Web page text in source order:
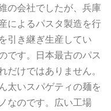
の会社でしたが、兵庫
によるパスタ製造を行
引き継ぎ生産してい
です。日本最古のパス
けではありません。
太いスパゲティの麺を
なのです。広い工場